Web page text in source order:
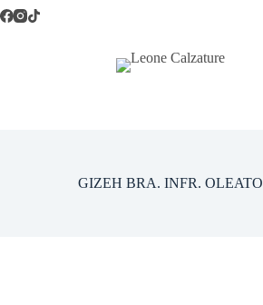
Salta
al
GIZEH BRA. INFR. OLEATO